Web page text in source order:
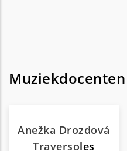
Anežka Drozdová
Traversoles